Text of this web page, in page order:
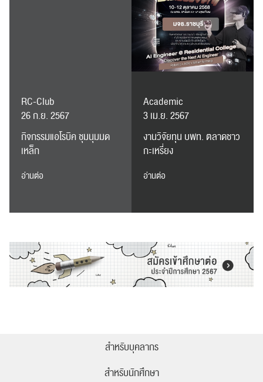
สำหรับ:
RC-Club
26 ก.ย. 2567
กิจกรรมแอโรบิค ชุมนุมมด
เหล็ก
อ่านต่อ
Academic
3 เม.ย. 2567
งานวิจัยทุน บพท. ตลาดชาว
กะเหรี่ยง
อ่านต่อ
สำหรับบุคลากร
สำหรับนักศึกษา